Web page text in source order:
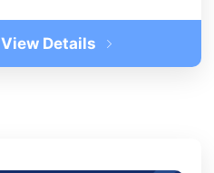
View Details